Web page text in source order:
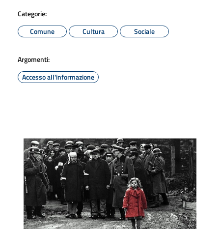
Categorie:
Comune
Cultura Sociale
Argomenti:
Accesso all'informazione